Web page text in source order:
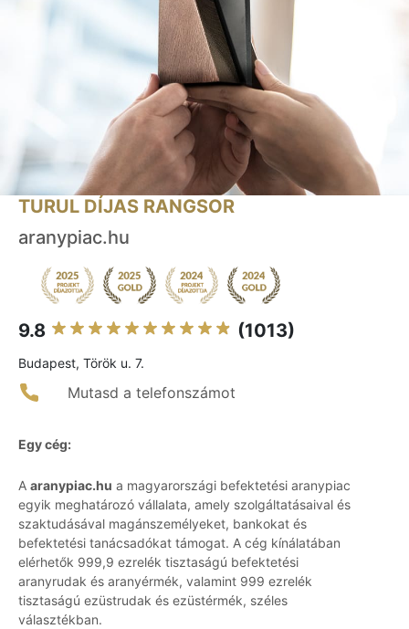
TURUL DÍJAS RANGSOR
aranypiac.hu
9.8 (1013)
Budapest, Török u. 7.
Mutasd a telefonszámot
Egy cég:
A aranypiac.hu a magyarországi befektetési aranypiac
egyik meghatározó vállalata, amely szolgáltatásaival és
szaktudásával magánszemélyeket, bankokat és
befektetési tanácsadókat támogat. A cég kínálatában
elérhetők 999,9 ezrelék tisztaságú befektetési
aranyrudak és aranyérmék, valamint 999 ezrelék
tisztaságú ezüstrudak és ezüstérmék, széles
választékban.